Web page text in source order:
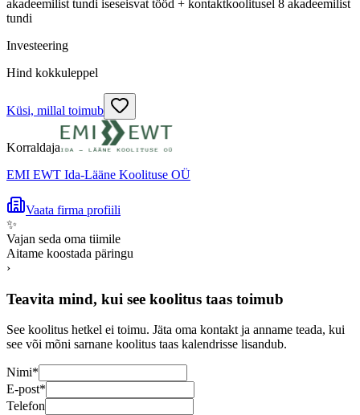
akadeemilist tundi iseseisvat tööd + kontaktkoolitusel 8 akadeemilist
tundi
Investeering
Hind kokkuleppel
Küsi, millal toimub
Korraldaja
EMI EWT Ida-Lääne Koolituse OÜ
Vaata firma profiili
✨
Vajan seda oma tiimile
Aitame koostada päringu
›
Teavita mind, kui see koolitus taas toimub
See koolitus hetkel ei toimu. Jäta oma kontakt ja anname teada, kui
see või mõni sarnane koolitus taas kalendrisse lisandub.
Nimi*
E-post*
Telefon